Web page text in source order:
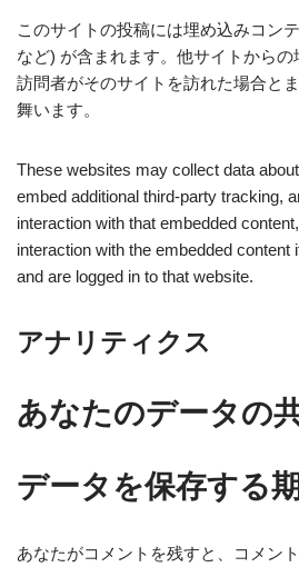
このサイトの投稿には埋め込みコン
など) が含まれます。他サイトからの
訪問者がそのサイトを訪れた場合と
舞います。
These websites may collect data
embed additional third-party tracking,
interaction with that embedded
interaction with the embedded content
and are logged in to that website.
アナリティクス
あなたのデータの
データを保存する
あなたがコメントを残すと、コメン